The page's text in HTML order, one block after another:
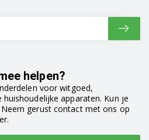
helpen?
voor witgoed,
apparaten. Kun je
gerust contact met ons op